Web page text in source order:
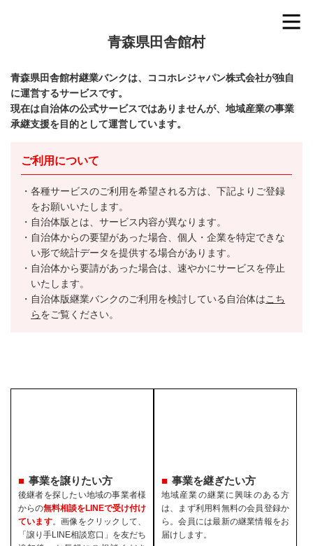
青森県田舎館村
青森県田舎館村継業バンクは、ココホレジャパン株式会社が独自
に運営するサービスです。
現在は自治体の公式サービスではありませんが、地域産業の事業
承継支援を目的として運営しています。
ご利用について
各種サービスのご利用を希望される方は、下記よりご登録
をお願いいたします。
自治体版とは、サービス内容が異なります。
自治体からの要望があった場合、個人・企業を特定できな
い形で統計データを提供する場合があります。
自治体から要請があった場合は、速やかにサービスを停止
いたします。
自治体版継業バンクのご利用を検討している自治体はこち
らをご覧ください。
事業を譲りたい方
後継者を探したい地域の事業者様
からの無料相談をLINEで受け付け
ています。画像をクリックして、
「譲り手LINE相談窓口」を友だち
事業を継ぎたい方
地域産業の継業に興味のある方
は、まず利用料無料の会員登録か
ら。会員には最新の継業情報をお
届けします。